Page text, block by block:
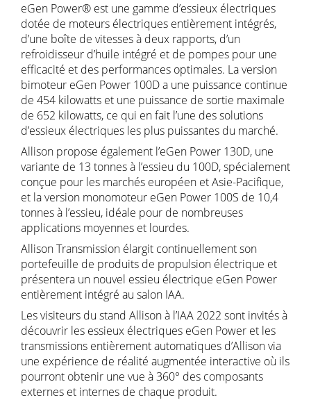
eGen Power® est une gamme d’essieux électriques
dotée de moteurs électriques entièrement intégrés,
d’une boîte de vitesses à deux rapports, d’un
refroidisseur d’huile intégré et de pompes pour une
efficacité et des performances optimales. La version
bimoteur eGen Power 100D a une puissance continue
de 454 kilowatts et une puissance de sortie maximale
de 652 kilowatts, ce qui en fait l’une des solutions
d’essieux électriques les plus puissantes du marché.
Allison propose également l’eGen Power 130D, une
variante de 13 tonnes à l’essieu du 100D, spécialement
conçue pour les marchés européen et Asie-Pacifique,
et la version monomoteur eGen Power 100S de 10,4
tonnes à l’essieu, idéale pour de nombreuses
applications moyennes et lourdes.
Allison Transmission élargit continuellement son
portefeuille de produits de propulsion électrique et
présentera un nouvel essieu électrique eGen Power
entièrement intégré au salon IAA.
Les visiteurs du stand Allison à l’IAA 2022 sont invités à
découvrir les essieux électriques eGen Power et les
transmissions entièrement automatiques d’Allison via
une expérience de réalité augmentée interactive où ils
pourront obtenir une vue à 360° des composants
externes et internes de chaque produit.